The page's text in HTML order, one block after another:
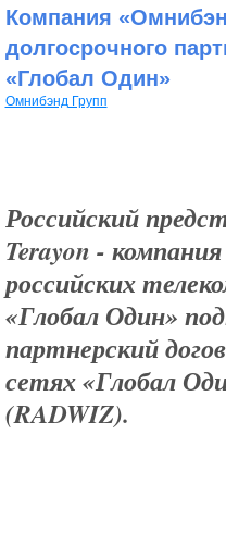
Компания
долгосрочного
«Глобал Один»
Омнибэнд Групп
Российский
Terayon -
российских
«Глобал Один»
партнерский
сетях «Глобал
(RADWIZ).